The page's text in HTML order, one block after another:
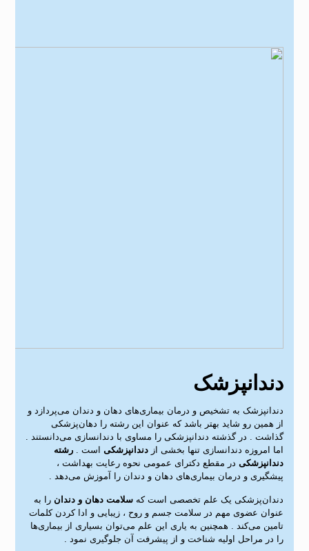
دندانپزشک
دندانپزشک به تشخیص و درمان بیماری‌های دهان و دندان می‌پردازد و
از همین‌ رو شاید بهتر باشد که عنوان این رشته را دهان‌پزشکی
گذاشت . در گذشته دندانپزشکی را مساوی با دندانسازی می‌دانستند .
اما امروزه دندانسازی تنها بخشی از دندانپزشکیاست . رشته
دندانپزشکیدر مقطع دکترای عمومی نحوه رعایت بهداشت ،
پیشگیری و درمان بیماری‌های دهان و دندان را آموزش می‌دهد .
دندان‌پزشکی یک علم تخصصی است که سلامت دهان و دندان را به
عنوان عضوی مهم در سلامت جسم و روح ، زیبایی و ادا کردن کلمات
تامین می‌کند . همچنین به یاری این علم می‌توان بسیاری از بیماری‌ها
را در مراحل اولیه شناخت و از پیشرفت آن جلوگیری نمود .